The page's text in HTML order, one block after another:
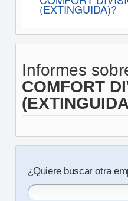
(EXTINGUIDA)?
Informes
COMFORT
¿Quiere buscar otra